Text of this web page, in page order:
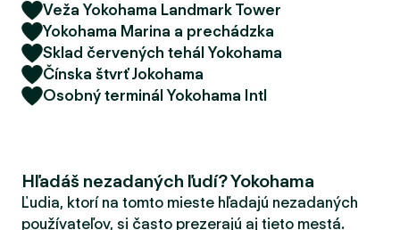
Veža Yokohama Landmark Tower
Yokohama Marina a prechádzka
Sklad červených tehál Yokohama
Čínska štvrť Jokohama
Osobný terminál Yokohama Intl
Hľadáš nezadaných ľudí? Yokohama
Ľudia, ktorí na tomto mieste hľadajú nezadaných
používateľov, si často prezerajú aj tieto mestá.